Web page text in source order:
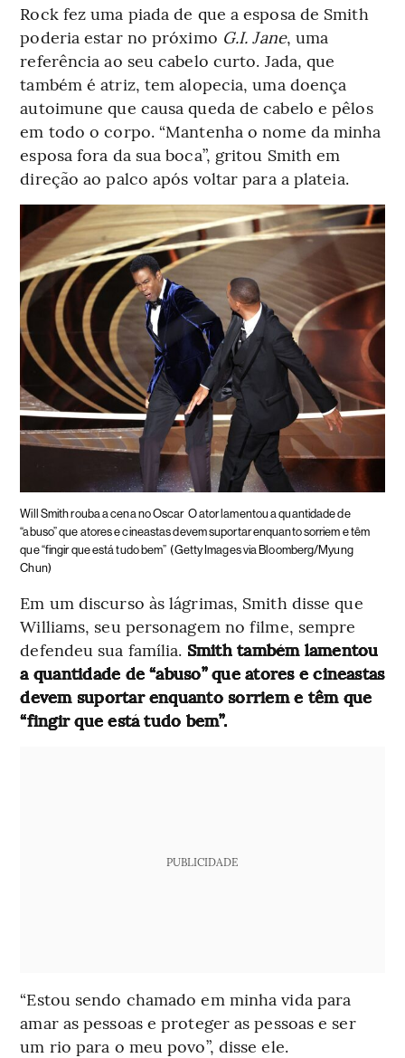
Rock fez uma piada de que a esposa de Smith
poderia estar no próximo G.I. Jane, uma
referência ao seu cabelo curto. Jada, que
também é atriz, tem alopecia, uma doença
autoimune que causa queda de cabelo e pêlos
em todo o corpo. “Mantenha o nome da minha
esposa fora da sua boca”, gritou Smith em
direção ao palco após voltar para a plateia.
Will Smith rouba a cena no Oscar O ator lamentou a quantidade de
“abuso” que atores e cineastas devem suportar enquanto sorriem e têm
que “fingir que está tudo bem” (Getty Images via Bloomberg/Myung
Chun)
Em um discurso às lágrimas, Smith disse que
Williams, seu personagem no filme, sempre
defendeu sua família. Smith também lamentou
a quantidade de “abuso” que atores e cineastas
devem suportar enquanto sorriem e têm que
“fingir que está tudo bem”.
PUBLICIDADE
“Estou sendo chamado em minha vida para
amar as pessoas e proteger as pessoas e ser
um rio para o meu povo”, disse ele.